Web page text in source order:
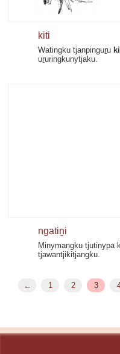
kiti
Watingku tjanpinguṟu
uṟuringkunytjaku.
ngatiṉi
Minymangku tjutinypa
tjawantjikitjangku.
← 1 2 3